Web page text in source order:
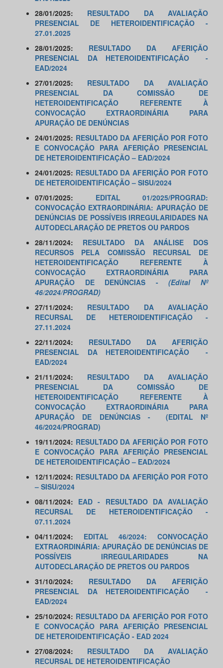
28/01/2025: RESULTADO DA AVALIAÇÃO
PRESENCIAL DE HETEROIDENTIFICAÇÃO -
27.01.2025
28/01/2025: RESULTADO DA AFERIÇÃO
PRESENCIAL DA HETEROIDENTIFICAÇÃO -
EAD/2024
27/01/2025: RESULTADO DA AVALIAÇÃO
PRESENCIAL DA COMISSÃO DE
HETEROIDENTIFICAÇÃO REFERENTE À
CONVOCAÇÃO EXTRAORDINÁRIA PARA
APURAÇÃO DE DENÚNCIAS
24/01/2025: RESULTADO DA AFERIÇÃO POR FOTO
E CONVOCAÇÃO PARA AFERIÇÃO PRESENCIAL
DE HETEROIDENTIFICAÇÃO – EAD/2024
24/01/2025: RESULTADO DA AFERIÇÃO POR FOTO
DE HETEROIDENTIFICAÇÃO – SISU/2024
07/01/2025: EDITAL 01/2025/PROGRAD:
CONVOCAÇÃO EXTRAORDINÁRIA: APURAÇÃO DE
DENÚNCIAS DE POSSÍVEIS IRREGULARIDADES NA
AUTODECLARAÇÃO DE PRETOS OU PARDOS
28/11/2024: RESULTADO DA ANÁLISE DOS
RECURSOS PELA COMISSÃO RECURSAL DE
HETEROIDENTIFICAÇÃO REFERENTE À
CONVOCAÇÃO EXTRAORDINÁRIA PARA
APURAÇÃO DE DENÚNCIAS -(Edital Nº
46/2024/PROGRAD)
27/11/2024: RESULTADO DA AVALIAÇÃO
RECURSAL DE HETEROIDENTIFICAÇÃO -
27.11.2024
22/11/2024: RESULTADO DA AFERIÇÃO
PRESENCIAL DA HETEROIDENTIFICAÇÃO -
EAD/2024
21/11/2024:
RESULTADO DA AVALIAÇÃO
PRESENCIAL DA COMISSÃO DE
HETEROIDENTIFICAÇÃO REFERENTE À
CONVOCAÇÃO EXTRAORDINÁRIA PARA
APURAÇÃO DE DENÚNCIAS - (EDITAL Nº
46/2024/PROGRAD)
19/11/2024: RESULTADO DA AFERIÇÃO POR FOTO
E CONVOCAÇÃO PARA AFERIÇÃO PRESENCIAL
DE HETEROIDENTIFICAÇÃO – EAD/2024
12/11/2024: RESULTADO DA AFERIÇÃO POR FOTO
– SISU/2024
08/11/2024: EAD - RESULTADO DA AVALIAÇÃO
RECURSAL DE HETEROIDENTIFICAÇÃO -
07.11.2024
04/11/2024: EDITAL 46/2024: CONVOCAÇÃO
EXTRAORDINÁRIA: APURAÇÃO DE DENÚNCIAS DE
POSSÍVEIS IRREGULARIDADES NA
AUTODECLARAÇÃO DE PRETOS OU PARDOS
31/10/2024: RESULTADO DA AFERIÇÃO
PRESENCIAL DA HETEROIDENTIFICAÇÃO -
EAD/2024
25/10/2024: RESULTADO DA AFERIÇÃO POR FOTO
E CONVOCAÇÃO PARA AFERIÇÃO PRESENCIAL
DE HETEROIDENTIFICAÇÃO - EAD 2024
27/08/2024: RESULTADO DA AVALIAÇÃO
RECURSAL DE HETEROIDENTIFICAÇÃO